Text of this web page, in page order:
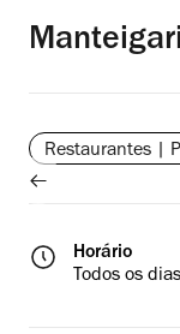
Restaurantes |
Horário
Todos os